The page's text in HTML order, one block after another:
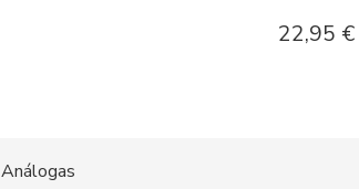
22,95 €
Análogas